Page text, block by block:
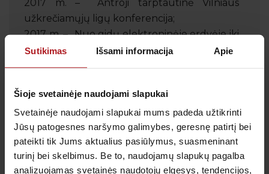
Sutikimas Išsami informacija Apie
Šioje svetainėje naudojami slapukai
Svetainėje naudojami slapukai mums padeda užtikrinti
Jūsų patogesnes naršymo galimybes, geresnę patirtį bei
pateikti tik Jums aktualius pasiūlymus, suasmeninant
turinį bei skelbimus. Be to, naudojamų slapukų pagalba
analizuojamas svetainės naudotojų elgesys, tendencijos,
2017 m. – Antroji tarptautinė Vilniaus
užkrečiamųjų ligų konferencija;
2017 m. – „Nuo gidų elektroninėje erdvėje iki
klinikinės praktikos”;
2017 m. – „Kaip stiprinti sveikatą rudenį?”;
ligų konferencija;
2018 m. – „Onkologinių ir lėtinių ligų
skausmo diagnostikos ir gydymo sprendimai
gydytojo praktikoje. Specialistų patarimai”;
2019 m. – „Lėtinio širdies nepakankamumo